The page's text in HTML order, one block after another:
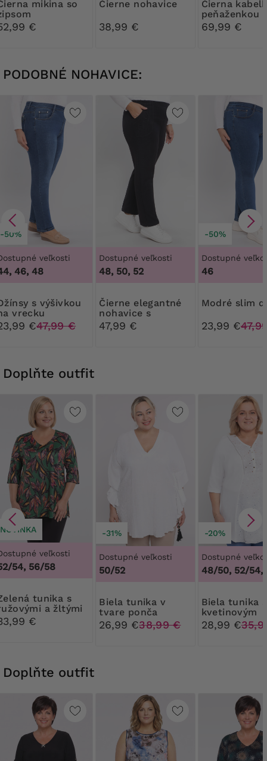
so
€
Čierne nohavice
38,99 €
Čierna kabelka s
peňaženkou
69,99 €
PODOBNÉ NOHAVICE:
-50%
veľkosti
46, 48
vrecku
€47,99 €
Dostupné veľkosti
48, 50, 52
Čierne elegantné
nohavice s
vreckami
47,99 €
-50%
Dostupné
46
Modré slim
23,99 €
Doplňte outfit
NOVINKA
veľkosti
54, 56/58
s
a žltými
€
-31%
Dostupné veľkosti
50/52
Biela tunika v
tvare ponča
26,99 €38,99 €
-20%
Dostupné
48/50, 52/54,
Biela tunika s
kvetinovým
vzorom
28,99 €
Doplňte outfit